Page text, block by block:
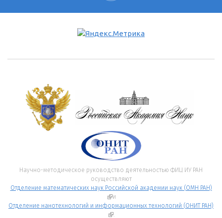
Научно-методическое руководство деятельностью ФИЦ ИУ РАН
осуществляют
Отделение математических наук Российской академии наук (ОМН РАН)
(внешняя ссылка)
и
Отделение нанотехнологий и информационных технологий (ОНИТ РАН)
(внешняя ссылка)
.